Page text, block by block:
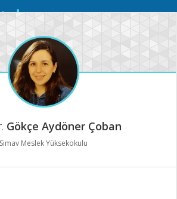
Mobil
Gökçe Aydöner Çoban
Simav Meslek Yüksekokulu